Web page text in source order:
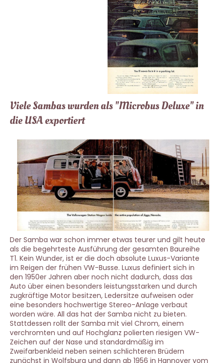
Viele Sambas wurden als "Microbus Deluxe" in
die USA exportiert
Der Samba war schon immer etwas teurer und gilt heute
als die begehrteste Ausführung der gesamten Baureihe
T1. Kein Wunder, ist er die doch absolute Luxus-Variante
im Reigen der frühen VW-Busse. Luxus definiert sich in
den 1950er Jahren aber noch nicht dadurch, dass das
Auto über einen besonders leistungsstarken und durch
zugkräftige Motor besitzen, Ledersitze aufweisen oder
eine besonders hochwertige Stereo-Anlage verbaut
worden wäre. All das hat der Samba nicht zu bieten.
Stattdessen rollt der Samba mit viel Chrom, einem
verchromten und auf Hochglanz polierten riesigen VW-
Zeichen auf der Nase und standardmäßig im
Zweifarbenkleid neben seinen schlichteren Brüdern
zunächst in Wolfsburg und dann ab 1956 in Hannover vom